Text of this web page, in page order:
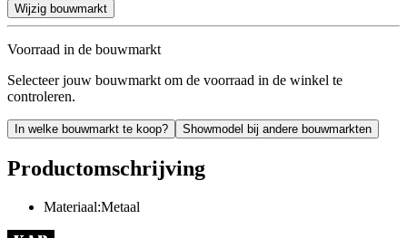
Wijzig bouwmarkt
Voorraad in de bouwmarkt
Selecteer jouw bouwmarkt om de voorraad in de winkel te
controleren.
In welke bouwmarkt te koop? Showmodel bij andere bouwmarkten
Productomschrijving
Materiaal:Metaal